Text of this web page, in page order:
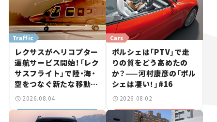
Traffic
レクサスがヘリコプター
運航サービス開始！「レク
サスフライト」で陸・海・
空をつなぐ新たな移動体
験とは
2026.08.04
Cars
ポルシェは「PTV」で走
りの質をどう高めたの
か？——河村康彦の「ポル
シェは凄い！」#16
2026.08.02